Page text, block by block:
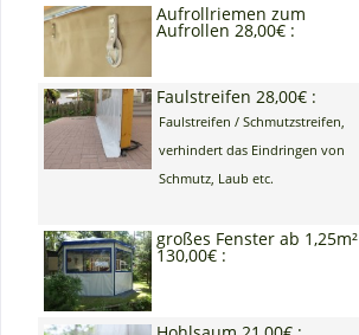
Aufrollriemen zum
Aufrollen 28,00€ :
Faulstreifen 28,00€ :
Faulstreifen / Schmutzstreifen,
verhindert das Eindringen von
Schmutz, Laub etc.
großes Fenster ab 1,25m²
130,00€ :